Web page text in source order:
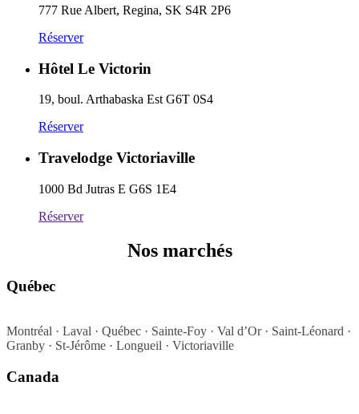
777 Rue Albert, Regina, SK S4R 2P6
Réserver
Hôtel Le Victorin
19, boul. Arthabaska Est G6T 0S4
Réserver
Travelodge Victoriaville
1000 Bd Jutras E G6S 1E4
Réserver
Nos marchés
Québec
Montréal · Laval · Québec · Sainte-Foy · Val d’Or · Saint-Léonard ·
Granby · St-Jérôme · Longueil · Victoriaville
Canada